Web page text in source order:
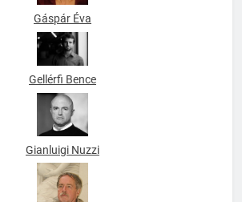
Gáspár Éva
Gellérfi Bence
Gianluigi Nuzzi